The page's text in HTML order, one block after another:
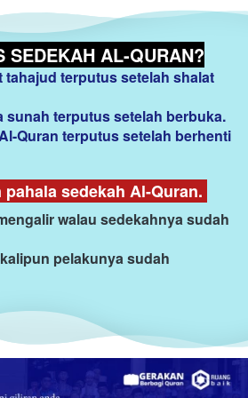
SEDEKAH AL-QURAN?
tahajud terputus setelah shalat
sunah terputus setelah berbuka.
Quran terputus setelah berhenti
sedekah Al-Quran.
walau sedekahnya sudah
pelakunya sudah